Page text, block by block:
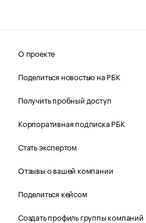
О проекте
Поделиться новостью на РБК
Получить пробный доступ
Корпоративная подписка РБК
Стать экспертом
Отзывы о вашей компании
Поделиться кейсом
Создать профиль группы компаний